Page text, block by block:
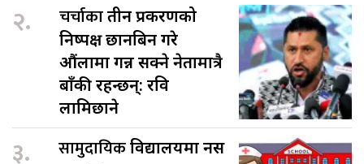
२. चर्चाकातीन प्रकरणको
निष्पक्ष छानबिन गरे
औंलामा गन्न सक्ने नेतामात्रै
बाँकी रहन्छन्: रवि
लामिछाने
३. सामुदायिकविद्यालयमा नर्स